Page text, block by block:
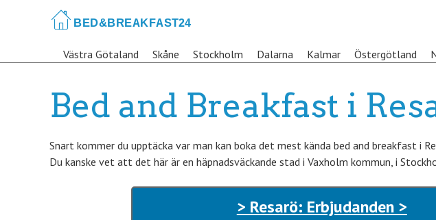
Västra Götaland Skåne Stockholm Dalarna Kalmar Östergötland
Bed and Breakfast i
Snart kommer du upptäcka var man kan boka det mest kända bed and breakfast i
Du kanske vet att det här är en häpnadsväckande stad i Vaxholm kommun, i
> Resarö: Erbjudanden >